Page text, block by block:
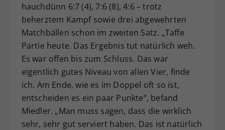
hauchdünn 6:7 (4), 7:6 (8), 4:6 – trotz
beherztem Kampf sowie drei abgewehrten
Matchbällen schon im zweiten Satz. „Taffe
Partie heute. Das Ergebnis tut natürlich weh.
Es war offen bis zum Schluss. Das war
eigentlich gutes Niveau von allen Vier, finde
ich. Am Ende, wie es im Doppel oft so ist,
entscheiden es ein paar Punkte“, befand
Miedler. „Man muss sagen, dass die wirklich
sehr, sehr gut serviert haben. Das ist natürlich